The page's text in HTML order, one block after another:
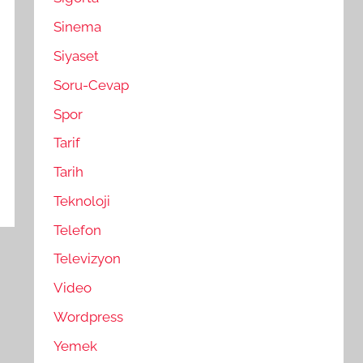
Sinema
Siyaset
Soru-Cevap
Spor
Tarif
Tarih
Teknoloji
Telefon
Televizyon
Video
Wordpress
Yemek